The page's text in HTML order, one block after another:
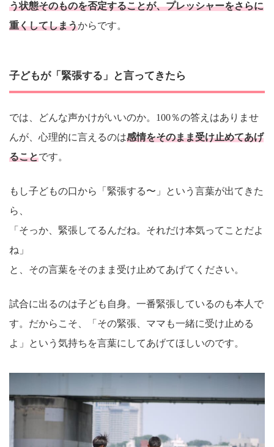
う状態そのものを否定することが、プレッシャーをさらに
重くしてしまうからです。
子どもが「緊張する」と言ってきたら
では、どんな声かけがいいのか。100％の答えはありませ
んが、心理的に言えるのは感情をそのまま受け止めてあげ
ることです。
もし子どもの口から「緊張する〜」という言葉が出てきた
ら、
「そっか、緊張してるんだね。それだけ本気ってことだよ
ね」
と、その言葉をそのまま受け止めてあげてください。
試合に出るのは子ども自身。一番緊張しているのも本人で
す。だからこそ、「その緊張、ママも一緒に受け止める
よ」という気持ちを言葉にしてあげてほしいのです。